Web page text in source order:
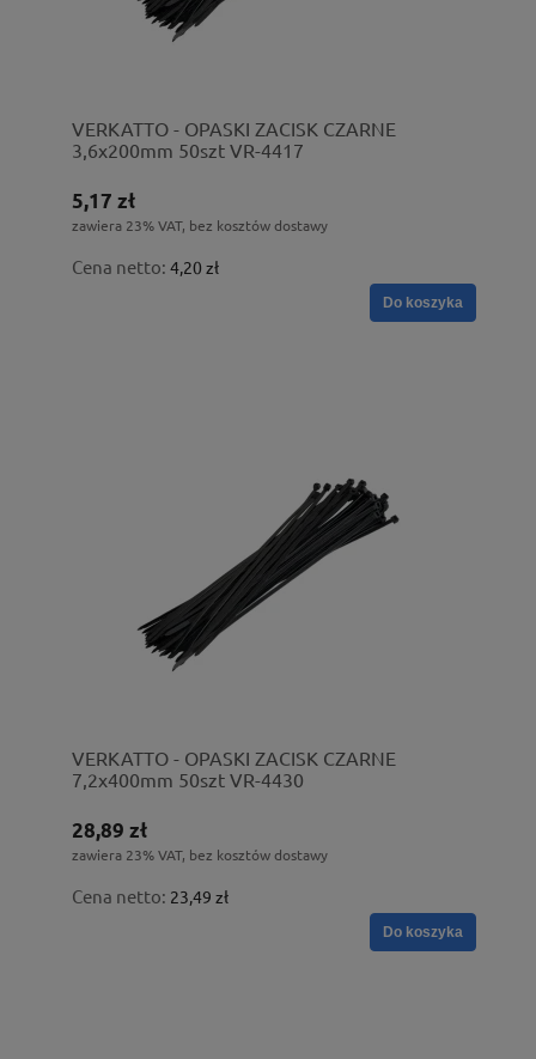
VERKATTO - OPASKI ZACISK CZARNE
3,6x200mm 50szt VR-4417
5,17 zł
zawiera 23% VAT, bez kosztów dostawy
Cena netto: 4,20 zł
Do koszyka
VERKATTO - OPASKI ZACISK CZARNE
7,2x400mm 50szt VR-4430
28,89 zł
zawiera 23% VAT, bez kosztów dostawy
Cena netto: 23,49 zł
Do koszyka